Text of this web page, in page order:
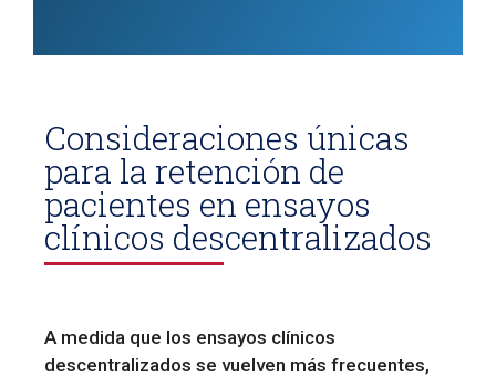
Consideraciones únicas
para la retención de
pacientes en ensayos
clínicos descentralizados
A medida que los ensayos clínicos
descentralizados se vuelven más frecuentes,